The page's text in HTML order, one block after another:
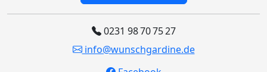
0231 98 70 75 27
info@wunschgardine.de